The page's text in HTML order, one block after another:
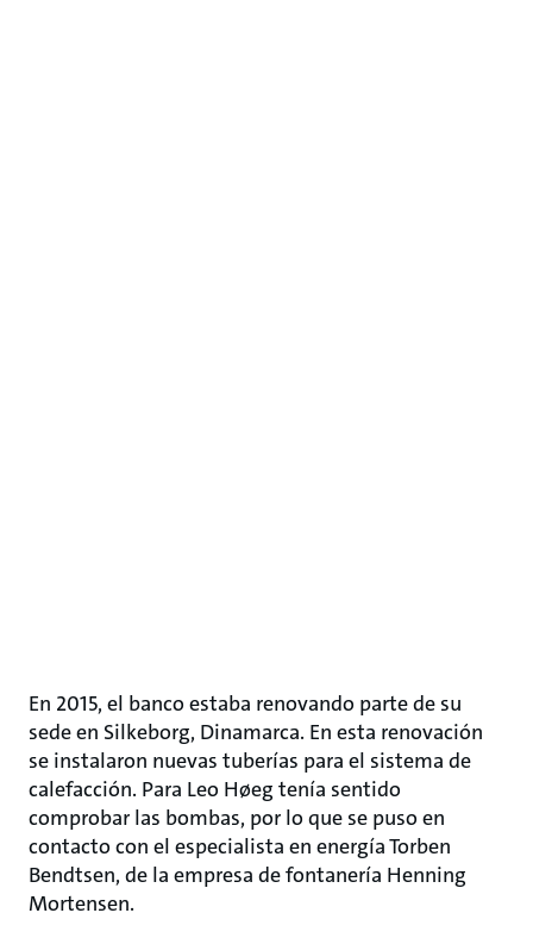
En 2015, el banco estaba renovando parte de su
sede en Silkeborg, Dinamarca. En esta renovación
se instalaron nuevas tuberías para el sistema de
calefacción. Para Leo Høeg tenía sentido
comprobar las bombas, por lo que se puso en
contacto con el especialista en energía Torben
Bendtsen, de la empresa de fontanería Henning
Mortensen.